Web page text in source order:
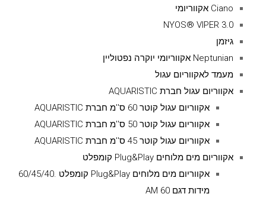
Ciano אקווריומי
NYOS® VIPER 3.0
גיזמן
Neptunian אקווריומי יוקרה נפטוליין
מעמד לאקווריום עגול
אקווריום עגול חברת AQUARISTIC
אקווריום עגול קוטר 60 ס''מ חברת AQUARISTIC
אקווריום עגול קוטר 50 ס''מ חברת AQUARISTIC
אקווריום עגול קוטר 45 ס''מ חברת AQUARISTIC
אקווריום מים מלוחים Plug&Play קומפלט
אקווריום מים מלוחים Plug&Play קומפלט .60/45/40
מידות דגם AM 60